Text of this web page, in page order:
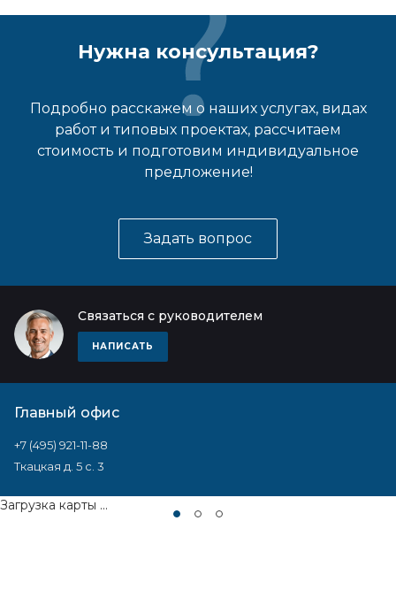
Нужна консультация?
Подробно расскажем о наших услугах, видах
работ и типовых проектах, рассчитаем
стоимость и подготовим индивидуальное
предложение!
Задать вопрос
Связаться с руководителем
НАПИСАТЬ
Главный офис
+7 (495) 921-11-88
Ткацкая д. 5 с. 3
Загрузка карты ...